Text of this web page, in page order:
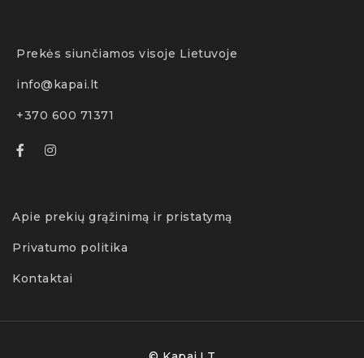
Prekės siunčiamos visoje Lietuvoje
info@kapai.lt
+370 600 71371
Apie prekių grąžinimą ir pristatymą
Privatumo politika
Kontaktai